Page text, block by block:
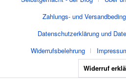
Zahlungs- und
Datenschutzerklärung und
Widerrufsbelehrung
Widerruf